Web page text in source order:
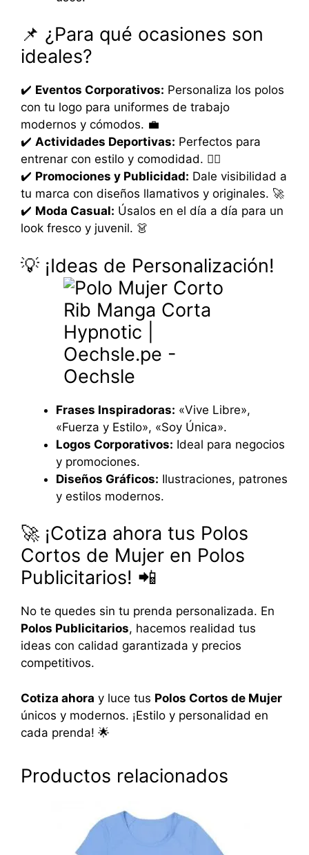
📌 ¿Para qué ocasiones son
ideales?
✔️ Eventos Corporativos: Personaliza los polos
con tu logo para uniformes de trabajo
modernos y cómodos. 💼
✔️ Actividades Deportivas: Perfectos para
entrenar con estilo y comodidad. 🏃‍♀️
✔️ Promociones y Publicidad: Dale visibilidad a
tu marca con diseños llamativos y originales. 🚀
✔️ Moda Casual: Úsalos en el día a día para un
look fresco y juvenil. 👗
💡 ¡Ideas de Personalización!
Frases Inspiradoras: «Vive Libre»,
«Fuerza y Estilo», «Soy Única».
Logos Corporativos: Ideal para negocios
y promociones.
Diseños Gráficos: Ilustraciones, patrones
y estilos modernos.
🚀 ¡Cotiza ahora tus Polos
Cortos de Mujer en Polos
Publicitarios! 📲
No te quedes sin tu prenda personalizada. En
Polos Publicitarios, hacemos realidad tus
ideas con calidad garantizada y precios
competitivos.
Cotiza ahora y luce tus Polos Cortos de Mujer
únicos y modernos. ¡Estilo y personalidad en
cada prenda! 🌟
Productos relacionados